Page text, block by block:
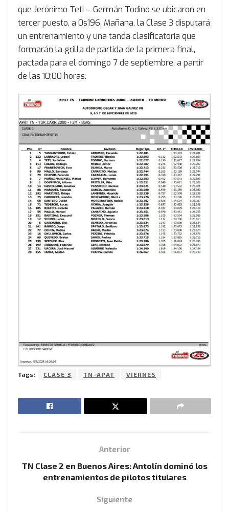
que Jerónimo Teti – Germán Todino se ubicaron en
tercer puesto, a 0s196. Mañana, la Clase 3 disputará
un entrenamiento y una tanda clasificatoria que
formarán la grilla de partida de la primera final,
pactada para el domingo 7 de septiembre, a partir
de las 10:00 horas.
Tags: CLASE 3 TN-APAT VIERNES
Anterior
TN Clase 2 en Buenos Aires: Antolín dominó los
entrenamientos de pilotos titulares
Siguiente